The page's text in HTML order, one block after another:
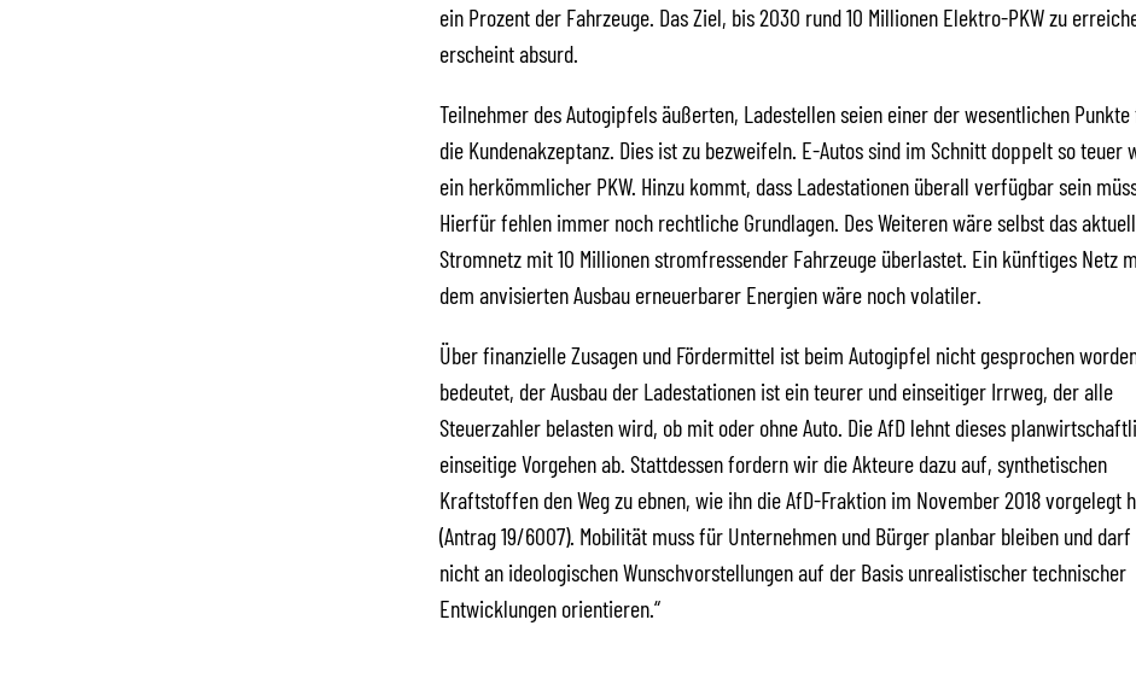
ein Prozent der Fahrzeuge. Das Ziel, bis 2030 rund 10 Millionen Elektro-PKW zu
erscheint absurd.
Teilnehmer des Autogipfels äußerten, Ladestellen seien einer der wesentlichen
die Kundenakzeptanz. Dies ist zu bezweifeln. E-Autos sind im Schnitt doppelt so teuer
ein herkömmlicher PKW. Hinzu kommt, dass Ladestationen überall verfügbar sein
Hierfür fehlen immer noch rechtliche Grundlagen. Des Weiteren wäre selbst das
Stromnetz mit 10 Millionen stromfressender Fahrzeuge überlastet. Ein künftiges Netz
dem anvisierten Ausbau erneuerbarer Energien wäre noch volatiler.
Über finanzielle Zusagen und Fördermittel ist beim Autogipfel nicht gesprochen
bedeutet, der Ausbau der Ladestationen ist ein teurer und einseitiger Irrweg, der alle
Steuerzahler belasten wird, ob mit oder ohne Auto. Die AfD lehnt dieses
einseitige Vorgehen ab. Stattdessen fordern wir die Akteure dazu auf, synthetischen
Kraftstoffen den Weg zu ebnen, wie ihn die AfD-Fraktion im November 2018 vorgelegt
(Antrag 19/6007). Mobilität muss für Unternehmen und Bürger planbar bleiben und
nicht an ideologischen Wunschvorstellungen auf der Basis unrealistischer technischer
Entwicklungen orientieren.“